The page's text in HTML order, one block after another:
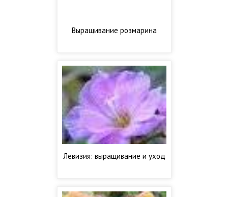
Выращивание розмарина
Левизия: выращивание и уход